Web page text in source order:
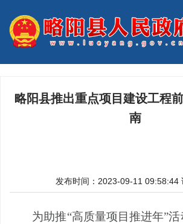
略阳县推出重点项目建设工程
南
发布时间：2023-09-11 09:58:44
为助推“高质量项目推进年”